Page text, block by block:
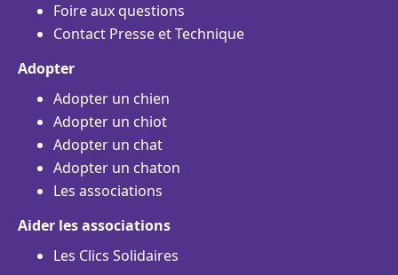
Foire aux questions
Contact Presse et Technique
Adopter
Adopter un chien
Adopter un chiot
Adopter un chat
Adopter un chaton
Les associations
Aider les associations
Les Clics Solidaires